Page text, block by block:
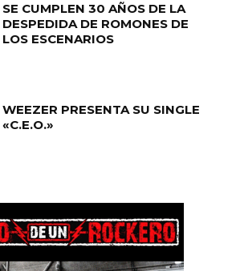
SE CUMPLEN 30 AÑOS DE LA
DESPEDIDA DE ROMONES DE
LOS ESCENARIOS
WEEZER PRESENTA SU SINGLE
«C.E.O.»